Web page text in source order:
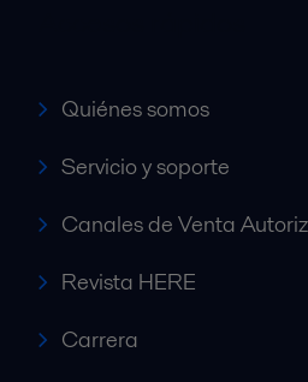
Quiénes somos
Servicio y soporte
Canales de Venta
Revista HERE
Carrera